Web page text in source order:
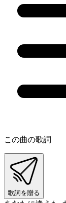
この曲の歌詞
歌詞を贈る